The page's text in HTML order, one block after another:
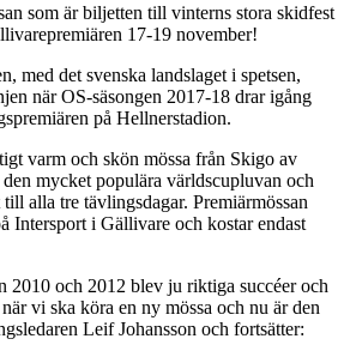
som är biljetten till vinterns stora skidfest
17-19 november!
med det svenska landslaget i spetsen,
när OS-säsongen 2017-18 drar igång
på Hellnerstadion.
varm och skön mössa från Skigo av
mycket populära världscupluvan och
alla tre tävlingsdagar. Premiärmössan
Intersport i Gällivare och kostar endast
2010 och 2012 blev ju riktiga succéer och
vi ska köra en ny mössa och nu är den
Leif Johansson och fortsätter: